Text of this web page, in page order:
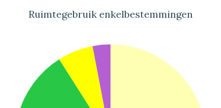
Ruimtegebruik enkelbestemmingen